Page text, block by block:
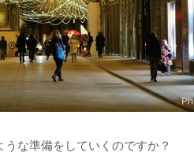
な準備をしていくのですか？